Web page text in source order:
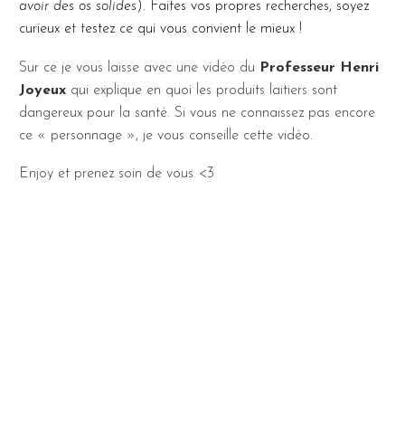
avoir des os solides ). Faites vos propres recherches, soyez
curieux et testez ce qui vous convient le mieux !
Sur ce je vous laisse avec une vidéo du
Professeur Henri
Joyeux qui explique en quoi les produits laitiers sont
dangereux pour la santé. Si vous ne connaissez pas encore
ce « personnage », je vous conseille cette vidéo.
Enjoy et prenez soin de vous <3